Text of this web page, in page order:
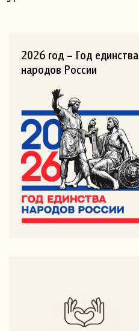
2026 год – Год единства
народов России